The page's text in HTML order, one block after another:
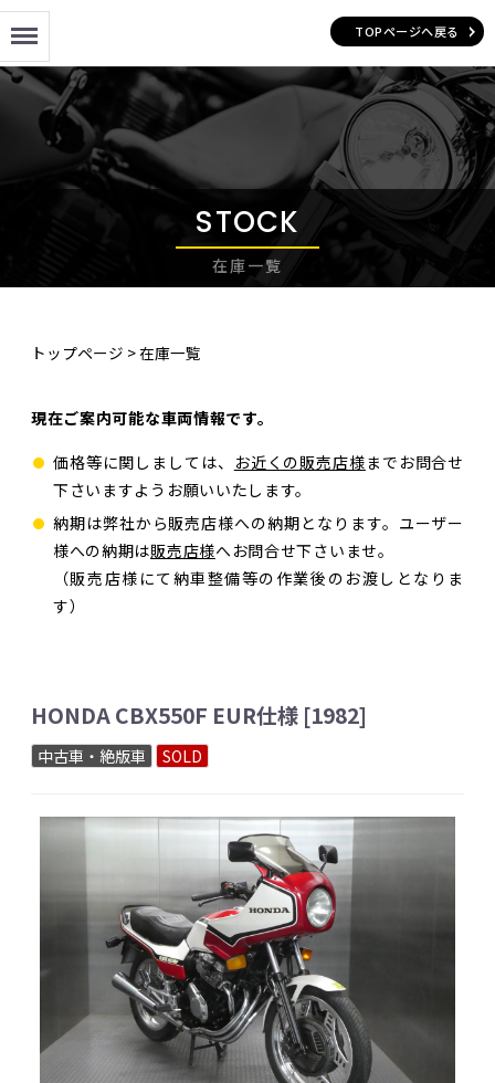
STOCK
在庫一覧
トップページ >在庫一覧
現在ご案内可能な車両情報です。
価格等に関しましては、
お近くの販売店様までお問合せ
下さいますようお願いいたします。
納期は弊社から販売店様への納期となります。ユーザー
様への納期は販売店様へお問合せ下さいませ。
（販売店様にて納車整備等の作業後のお渡しとなりま
す）
HONDA CBX550F EUR仕様 [1982]
中古車・絶版車 SOLD
TOPページへ戻る